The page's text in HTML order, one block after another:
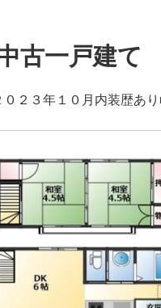
古一戸建て
２３年１０月内装歴あ